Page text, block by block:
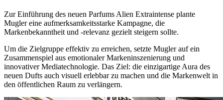
Zur Einführung des neuen Parfums Alien Extraintense plante
Mugler eine aufmerksamkeitsstarke Kampagne, die
Markenbekanntheit und -relevanz gezielt steigern sollte.
Um die Zielgruppe effektiv zu erreichen, setzte Mugler auf ein
Zusammenspiel aus emotionaler Markeninszenierung und
innovativer Mediatechnologie. Das Ziel: die einzigartige Aura des
neuen Dufts auch visuell erlebbar zu machen und die Markenwelt in
den öffentlichen Raum zu verlängern.